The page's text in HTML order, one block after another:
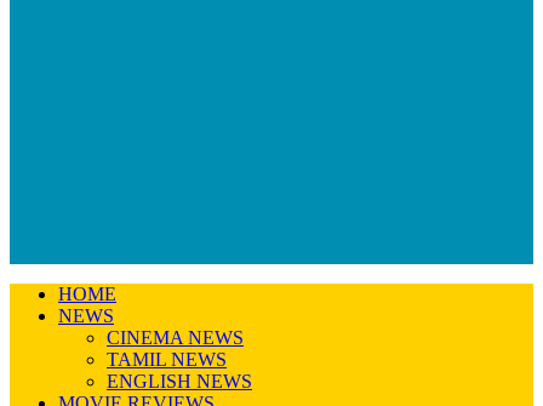
HOME
NEWS
CINEMA NEWS
TAMIL NEWS
ENGLISH NEWS